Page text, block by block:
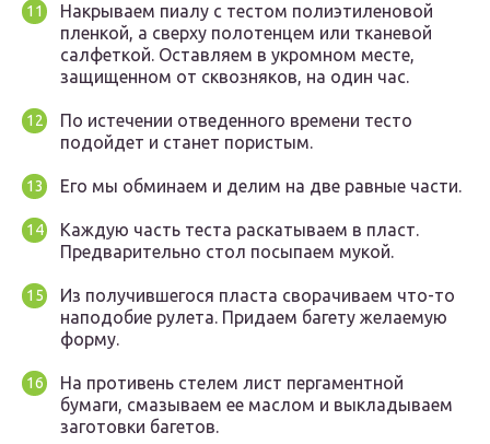
Накрываем пиалу с тестом полиэтиленовой
пленкой, а сверху полотенцем или тканевой
салфеткой. Оставляем в укромном месте,
защищенном от сквозняков, на один час.
По истечении отведенного времени тесто
подойдет и станет пористым.
Его мы обминаем и делим на две равные части.
Каждую часть теста раскатываем в пласт.
Предварительно стол посыпаем мукой.
Из получившегося пласта сворачиваем что-то
наподобие рулета. Придаем багету желаемую
форму.
На противень стелем лист пергаментной
бумаги, смазываем ее маслом и выкладываем
заготовки багетов.